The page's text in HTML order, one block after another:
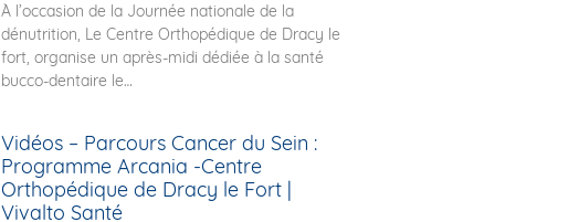
À l’occasion de la Journée nationale de la
dénutrition, Le Centre Orthopédique de Dracy le
fort, organise un après-midi dédiée à la santé
bucco-dentaire le
Vidéos – Parcours Cancer du Sein :
Programme Arcania -Centre
Orthopédique de Dracy le Fort |
Vivalto Santé